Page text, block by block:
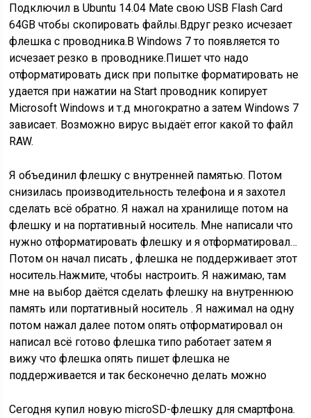
Подключил в Ubuntu 14.04 Mate свою USB Flash Card
64GB чтобы скопировать файлы.Вдруг резко исчезает
флешка с проводника.В Windows 7 то появляется то
исчезает резко в проводнике.Пишет что надо
отформатировать диск при попытке форматировать не
удается при нажатии на Start проводник копирует
Microsoft Windows и т.д многократно а затем Windows 7
зависает. Возможно вирус выдаёт error какой то файл
RAW.
Я объединил флешку с внутренней памятью. Потом
снизилась производительность телефона и я захотел
сделать всё обратно. Я нажал на хранилище потом на
флешку и на портативный носитель. Мне написали что
нужно отформатировать флешку и я отформатировал…
Потом он начал писать , флешка не поддерживает этот
носитель.Нажмите, чтобы настроить. Я нажимаю, там
мне на выбор даётся сделать флешку на внутреннюю
память или портативный носитель . Я нажимал на одну
потом нажал далее потом опять отформатировал он
написал всё готово флешка типо работает затем я
вижу что флешка опять пишет флешка не
поддерживается и так бесконечно делать можно
Сегодня купил новую microSD-флешку для смартфона.